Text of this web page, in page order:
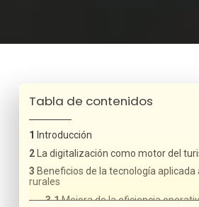
Tabla de contenidos
Introducción
La digitalización como motor del
Beneficios de la tecnología
rurales
Mejora de la eficiencia